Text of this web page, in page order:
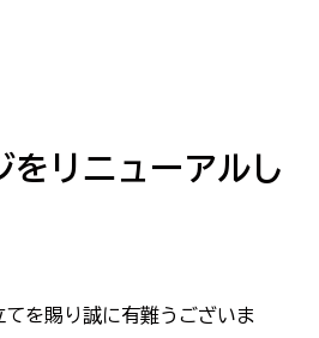
をリニューアルし
を賜り誠に有難うございま